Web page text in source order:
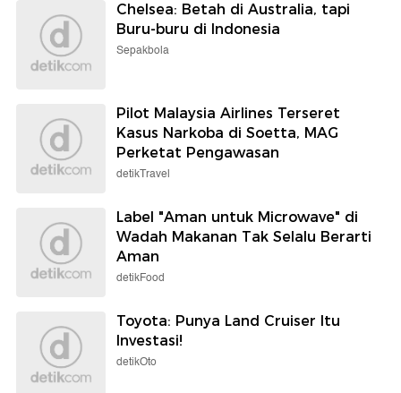
Chelsea: Betah di Australia, tapi
Buru-buru di Indonesia
Sepakbola
Pilot Malaysia Airlines Terseret
Kasus Narkoba di Soetta, MAG
Perketat Pengawasan
detikTravel
Label "Aman untuk Microwave" di
Wadah Makanan Tak Selalu Berarti
Aman
detikFood
Toyota: Punya Land Cruiser Itu
Investasi!
detikOto